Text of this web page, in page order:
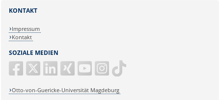
SOZIALE MEDIEN
Otto-von-Guericke-Universität Magdeburg
KONTAKT
Impressum
Kontakt